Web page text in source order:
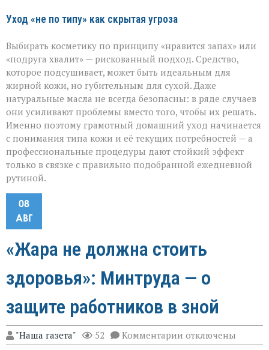
Уход «не по типу» как скрытая угроза
Выбирать косметику по принципу «нравится запах» или
«подруга хвалит» — рискованный подход. Средство,
которое подсушивает, может быть идеальным для
жирной кожи, но губительным для сухой. Даже
натуральные масла не всегда безопасны: в ряде случаев
они усиливают проблемы вместо того, чтобы их решать.
Именно поэтому грамотный домашний уход начинается
с понимания типа кожи и её текущих потребностей — а
профессиональные процедуры дают стойкий эффект
только в связке с правильно подобранной ежедневной
рутиной.
08
АВГ
«Жара не должна стоить
здоровья»: Минтруда — о
защите работников в зной
"Наша газета" 52 Комментарии к
записи
отключены